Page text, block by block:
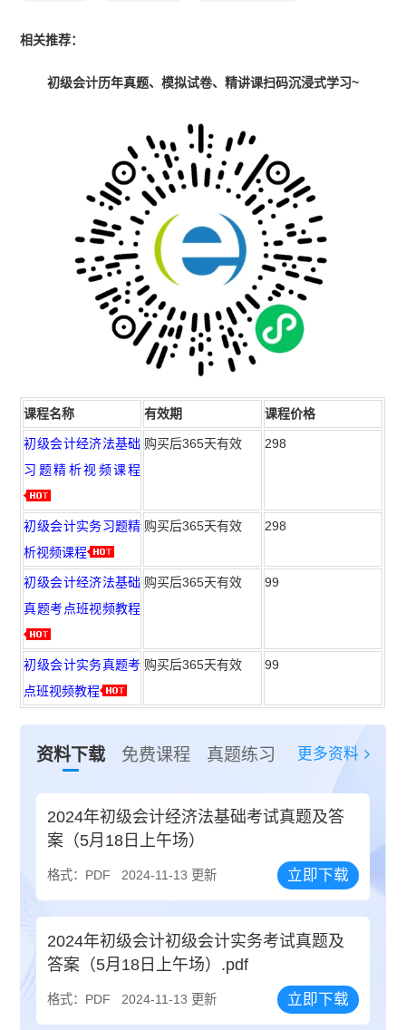
相关推荐：
初级会计历年真题、模拟试卷、精讲课扫码沉浸式学习~
课程名称 有效期 课程价格
初级会计经济法基础
习题精析视频课程
购买后365天有效 298
初级会计实务习题精
析视频课程
购买后365天有效 298
初级会计经济法基础
真题考点班视频教程
购买后365天有效 99
初级会计实务真题考
点班视频教程
购买后365天有效 99
资料下载 免费课程 真题练习 更多资料
2024年初级会计经济法基础考试真题及答
案（5月18日上午场）
格式：PDF 2024-11-13 更新 立即下载
2024年初级会计初级会计实务考试真题及
答案（5月18日上午场）.pdf
格式：PDF 2024-11-13 更新 立即下载